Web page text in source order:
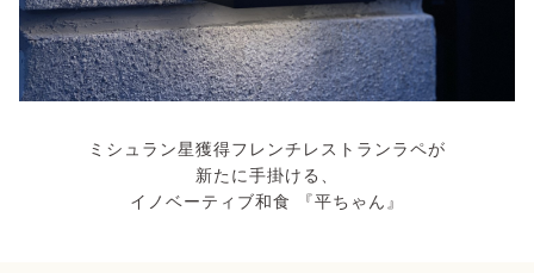
ミシュラン星獲得フレンチレストランラペが
新たに手掛ける、
イノベーティブ和食 『平ちゃん』